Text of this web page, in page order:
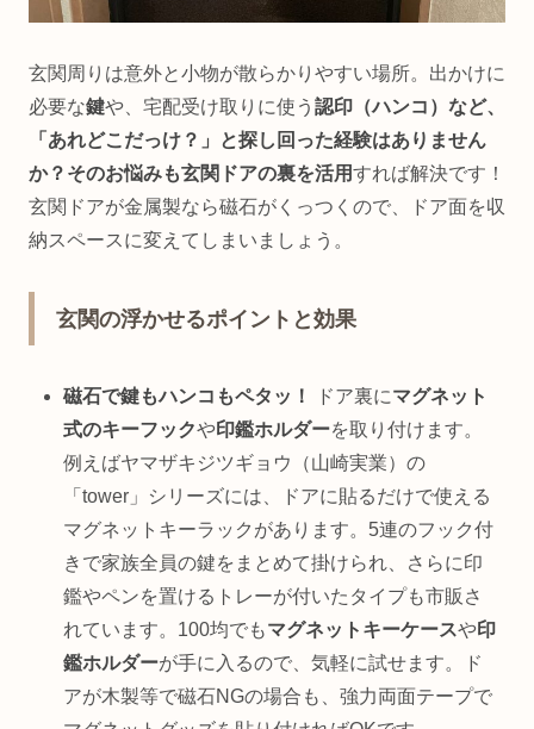
玄関周りは意外と小物が散らかりやすい場所。出かけに
必要な鍵や、宅配受け取りに使う 認印（ハンコ）など、
「あれどこだっけ？」と探し回った経験はありません
か？そのお悩みも玄関ドアの裏を活用すれば解決です！
玄関ドアが金属製なら磁石がくっつくので、ドア面を収
納スペースに変えてしまいましょう。
玄関の浮かせるポイントと効果
磁石で鍵もハンコもペタッ！ ドア裏にマグネット
式のキーフックや印鑑ホルダーを取り付けます。
例えばヤマザキジツギョウ（山崎実業）の
「tower」シリーズには、ドアに貼るだけで使える
マグネットキーラックがあります。5連のフック付
きで家族全員の鍵をまとめて掛けられ、さらに印
鑑やペンを置けるトレーが付いたタイプも市販さ
れています。100均でもマグネットキーケースや印
鑑ホルダーが手に入るので、気軽に試せます。ド
アが木製等で磁石NGの場合も、強力両面テープで